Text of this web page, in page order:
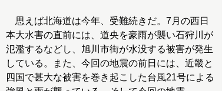
思えば北海道は今年、受難続きだ。7月の西日
本大水害の直前には、道央を豪雨が襲い石狩川が
氾濫するなどし、旭川市街が水没する被害が発生
している。また、今回の地震の前日には、近畿と
四国で甚大な被害を巻き起こした台風21号による